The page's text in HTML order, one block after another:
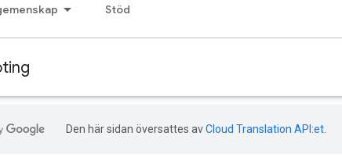
Stöd
Den här sidan översattes avCloud Translation API:et